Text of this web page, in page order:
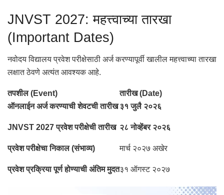
JNVST 2027: महत्त्वाच्या तारखा
(Important Dates)
नवोदय विद्यालय प्रवेश परीक्षेसाठी अर्ज करण्यापूर्वी खालील महत्त्वाच्या तारखा
लक्षात ठेवणे अत्यंत आवश्यक आहे.
तपशील (Event)
तारीख (Date)
ऑनलाईन अर्ज करण्याची शेवटची तारीख ३१ जुलै २०२६
JNVST 2027 प्रवेश परीक्षेची तारीख २८ नोव्हेंबर २०२६
प्रवेश परीक्षेचा निकाल (संभाव्य) मार्च २०२७ अखेर
प्रवेश प्रक्रिया पूर्ण होण्याची अंतिम मुदत३१ ऑगस्ट २०२७